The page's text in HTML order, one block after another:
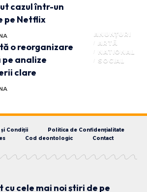
cazul într-un
pe Netflix
ANUNȚURI
ARTĂ
NATIONAL
SOCIAL
o reorganizare
analize
clare
Condiții
Politica de Confidențialitate
Cod deontologic Contact
cu cele mai noi știri de pe